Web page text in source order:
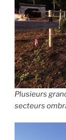
Plusieurs
secteurs